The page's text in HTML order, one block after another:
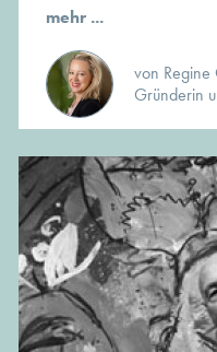
mehr ...
von
Gründerin